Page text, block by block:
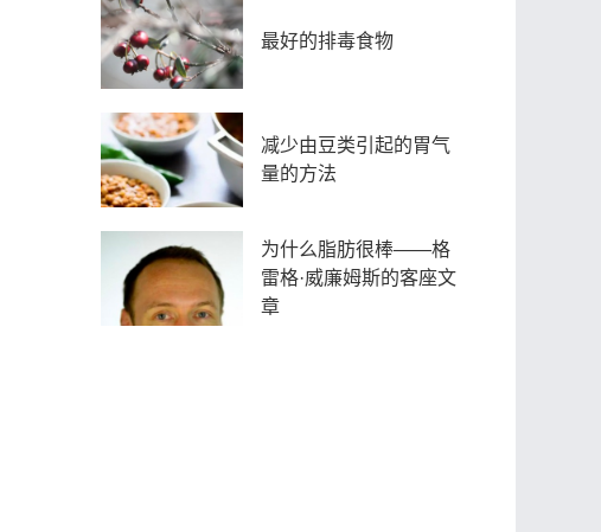
最好的排毒食物
减少由豆类引起的胃气
量的方法
为什么脂肪很棒——格
雷格·威廉姆斯的客座文
章